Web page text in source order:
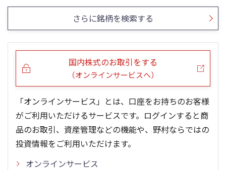
13週移動平均 26週移動平均 出来高(千)
0
200
5ヶ月移動平均 25ヶ月移動平均 出来高(百万)
0
2
さらに銘柄を検索する
国内株式のお取引をする
（オンラインサービスへ）
「オンラインサービス」とは、口座をお持ちのお客様
がご利用いただけるサービスです。ログインすると商
品のお取引、資産管理などの機能や、野村ならではの
投資情報をご利用いただけます。
オンラインサービス